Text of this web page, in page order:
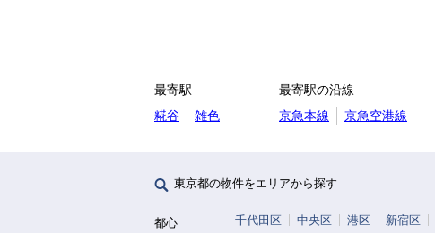
最寄駅
糀谷
雑色
最寄駅の沿線
京急本線
京急空港線
東京都の物件をエリアから探す
都心 千代田区 中央区 港区 新宿区